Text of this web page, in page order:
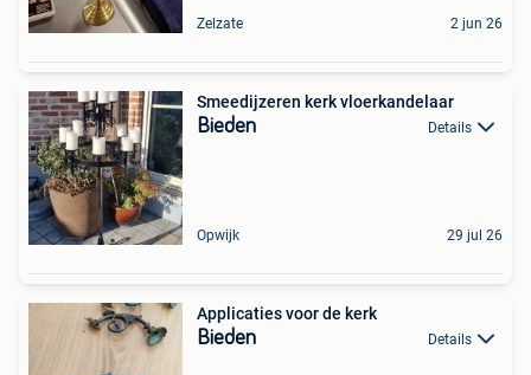
Zelzate 2 jun 26
Smeedijzeren kerk vloerkandelaar
Bieden Details
Opwijk 29 jul 26
Applicaties voor de kerk
Bieden Details